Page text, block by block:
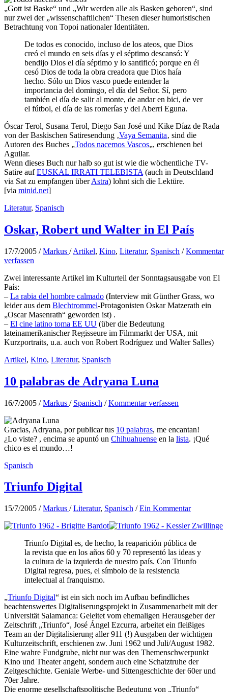
„Gott ist Baske“ und „Wir werden alle als Basken geboren“, sind
nur zwei der „wissenschaftlichen“ Thesen dieser humoristischen
Betrachtung von Topoi nationaler Identitäten.
De todos es conocido, incluso de los ateos, que Dios
creó el mundo en seis días y el séptimo descansó: Y
bendijo Dios el día séptimo y lo santificó; porque en él
cesó Dios de toda la obra creadora que Dios haía
hecho. Sólo un Dios vasco puede entender la
importancia del domingo, el día del Señor. Sí, pero
también el día de salir al monte, de andar en bici, de ver
el fútbol, el día de las romerías y del Aberri Eguna.
Óscar Terol, Susana Terol, Diego San José und Kike Díaz de Rada
von der Baskischen Satiresendung ‚Vaya Semanita‚ sind die
Autoren des Buches „Todos nacemos Vascos„, erschienen bei
Aguilar.
Wenn dieses Buch nur halb so gut ist wie die wöchentliche TV-
Satire aufEUSKAL IRRATI TELEBISTA (auch in Deutschland
via Sat zu empfangen überAstra) lohnt sich die Lektüre.
[via minid.net]
Literatur, Spanisch
Oskar, Robert und Walter in El País
17/7/2005 /Markus /Artikel, Kino, Literatur, Spanisch /Kommentar
verfassen
Zwei interessante Artikel im Kulturteil der Sonntagsausgabe von El
País:
– La rabia del hombre calmado (Interview mit Günther Grass, wo
leider aus dem Blechtrommel-Protagonisten Oskar Matzerath ein
„Oscar Masenrath“ geworden ist) .
– El cine latino toma EE UU (über die Bedeutung
lateinamerikanischer Regisseure im Filmmarkt der USA, mit
Kurzportraits, u.a. auch von Robert Rodríguez und Walter Salles)
Artikel, Kino, Literatur, Spanisch
10 palabras de Adryana Luna
16/7/2005 /Markus / Spanisch /Kommentar verfassen
Gracias, Adryana, por publicar tus 10 palabras, me encantan!
¿Lo viste? , encima se apuntó un Chihuahuense en la lista. ¡Qué
chico es el mundo…!
Spanisch
Triunfo Digital
15/7/2005 /Markus /Literatur, Spanisch /Ein Kommentar
Triunfo Digital es, de hecho, la reaparición pública de
la revista que en los años 60 y 70 representó las ideas y
la cultura de la izquierda de nuestro país. Con Triunfo
Digital regresa, pues, el símbolo de la resistencia
intelectual al franquismo.
„Triunfo Digital“ ist ein sich noch im Aufbau befindliches
beachtenswertes Digitaliserungsprojekt in Zusammenarbeit mit der
Universität Salamanca: Geleitet vom ehemaligen Herausgeber der
Zeitschrift „Triunfo“, José Ángel Ezcurra, arbeitet ein fleißiges
Team an der Digitalisierung aller 911 (!) Ausgaben der wichtigen
Kulturzeitschrift, erschienen zw. Juni 1962 und Juli/August 1982.
Eine wahre Fundgrube, nicht nur was den Themenschwerpunkt
Kino und Theater angeht, sondern auch eine Schatztruhe der
Zeitgeschichte. Geniale Werbe- und Sittengeschichte der 60er und
70er Jahre.
Die enorme gesellschaftspolitische Bedeutung von „Triunfo“